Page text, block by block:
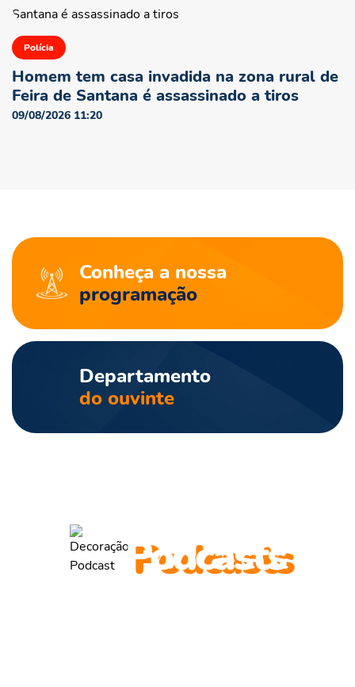
Polícia
Homem tem casa invadida na zona rural de
Feira de Santana é assassinado a tiros
09/08/2026 11:20
Conheça a nossa
programação
Departamento
do ouvinte
Podcasts